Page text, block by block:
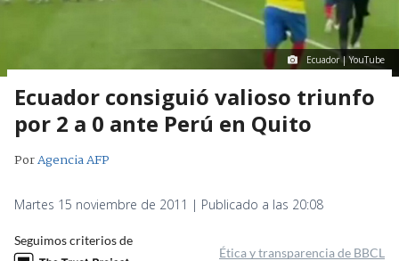
Ecuador | YouTube
Ecuador consiguió valioso triunfo
por 2 a 0 ante Perú en Quito
PorAgencia AFP
Martes 15 noviembre de 2011 | Publicado a las 20:08
Seguimos criterios de
Ética y transparencia de BBCL